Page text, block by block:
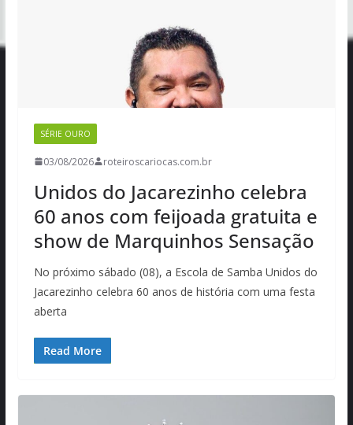
SÉRIE OURO
03/08/2026 roteiroscariocas.com.br
Unidos do Jacarezinho celebra
60 anos com feijoada gratuita e
show de Marquinhos Sensação
No próximo sábado (08), a Escola de Samba Unidos do
Jacarezinho celebra 60 anos de história com uma festa
aberta
Read More